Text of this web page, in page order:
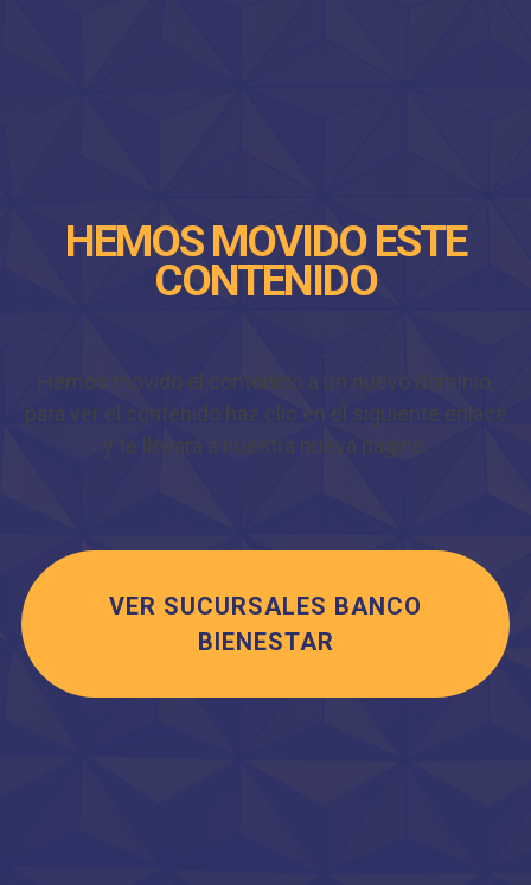
HEMOS MOVIDO ESTE
CONTENIDO
Hemos movido el contenido a un nuevo dominio,
para ver el contenido haz clic en el siguiente enlace
y te llevará a nuestra nueva página.
VER SUCURSALES BANCO
BIENESTAR